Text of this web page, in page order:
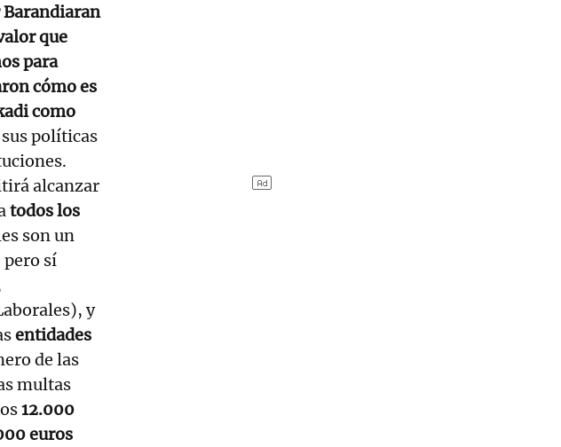
que
para
cómo es
como
políticas
alcanzar
todos los
son un
sí
y
entidades
de las
multas
12.000
euros